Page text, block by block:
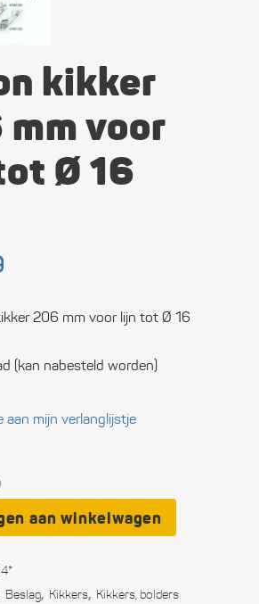
kikker
voor
Ø 16
206 mm voor lijn tot Ø 16
(kan nabesteld worden)
aan mijn verlanglijstje
aan winkelwagen
Beslag, Kikkers, Kikkers, bolders